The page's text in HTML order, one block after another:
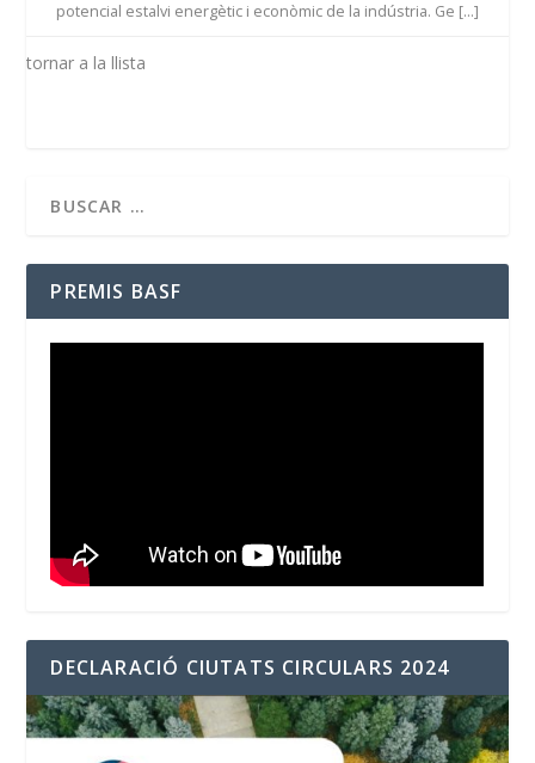
potencial estalvi energètic i econòmic de la indústria. Ge [...]
tornar a la llista
PREMIS BASF
DECLARACIÓ CIUTATS CIRCULARS 2024